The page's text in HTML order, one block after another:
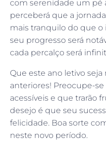
com serenidade um pé
perceberá que a
mais tranquilo do que
seu progresso será
cada percalço será
Que este ano letivo
anteriores! Preocupe-
acessíveis e que trarão
desejo é que seu
felicidade. Boa sorte
neste novo período.